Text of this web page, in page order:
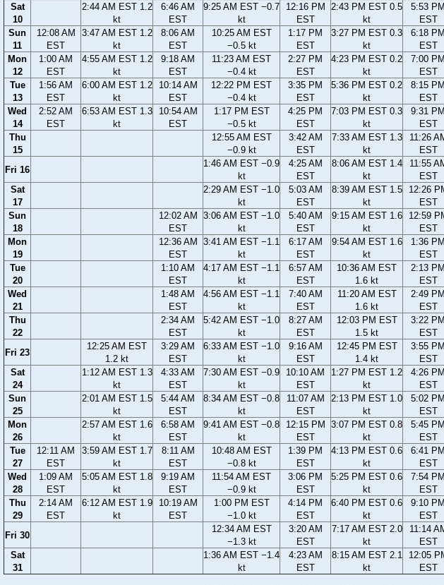
Sat
10
2:44 AM EST 1.2
kt
6:46 AM
EST
9:25 AM EST −0.7
kt
12:16 PM
EST
2:43 PM EST 0.5
kt
5:53 PM
EST
Sun
11
12:08 AM
EST
3:47 AM EST 1.2
kt
8:06 AM
EST
10:25 AM EST
−0.5 kt
1:17 PM
EST
3:27 PM EST 0.3
kt
6:18 PM
EST
Mon
12
1:00 AM
EST
4:55 AM EST 1.2
kt
9:18 AM
EST
11:23 AM EST
−0.4 kt
2:27 PM
EST
4:23 PM EST 0.2
kt
7:00 PM
EST
Tue
13
1:56 AM
EST
6:00 AM EST 1.2
kt
10:14 AM
EST
12:22 PM EST
−0.4 kt
3:35 PM
EST
5:36 PM EST 0.2
kt
8:15 PM
EST
Wed
14
2:52 AM
EST
6:53 AM EST 1.3
kt
10:54 AM
EST
1:17 PM EST
−0.5 kt
4:25 PM
EST
7:03 PM EST 0.3
kt
9:31 PM
EST
Thu
15
12:55 AM EST
−0.9 kt
3:42 AM
EST
7:33 AM EST 1.3
kt
11:26
EST
Fri 16
1:46 AM EST −0.9
kt
4:25 AM
EST
8:06 AM EST 1.4
kt
11:55
EST
Sat
17
2:29 AM EST −1.0
kt
5:03 AM
EST
8:39 AM EST 1.5
kt
12:26
EST
Sun
18
12:02 AM
EST
3:06 AM EST −1.0
kt
5:40 AM
EST
9:15 AM EST 1.6
kt
12:59
EST
Mon
19
12:36 AM
EST
3:41 AM EST −1.1
kt
6:17 AM
EST
9:54 AM EST 1.6
kt
1:36 PM
EST
Tue
20
1:10 AM
EST
4:17 AM EST −1.1
kt
6:57 AM
EST
10:36 AM EST
1.6 kt
2:13 PM
EST
Wed
21
1:48 AM
EST
4:56 AM EST −1.1
kt
7:40 AM
EST
11:20 AM EST
1.6 kt
2:49 PM
EST
Thu
22
2:34 AM
EST
5:42 AM EST −1.0
kt
8:27 AM
EST
12:03 PM EST
1.5 kt
3:22 PM
EST
Fri 23
12:25 AM EST
1.2 kt
3:29 AM
EST
6:33 AM EST −1.0
kt
9:16 AM
EST
12:45 PM EST
1.4 kt
3:55 PM
EST
Sat
24
1:12 AM EST 1.3
kt
4:33 AM
EST
7:30 AM EST −0.9
kt
10:10 AM
EST
1:27 PM EST 1.2
kt
4:26 PM
EST
Sun
25
2:01 AM EST 1.5
kt
5:44 AM
EST
8:34 AM EST −0.8
kt
11:07 AM
EST
2:13 PM EST 1.0
kt
5:02 PM
EST
Mon
26
2:57 AM EST 1.6
kt
6:58 AM
EST
9:41 AM EST −0.8
kt
12:15 PM
EST
3:07 PM EST 0.8
kt
5:45 PM
EST
Tue
27
12:11 AM
EST
3:59 AM EST 1.7
kt
8:11 AM
EST
10:48 AM EST
−0.8 kt
1:39 PM
EST
4:13 PM EST 0.6
kt
6:41 PM
EST
Wed
28
1:09 AM
EST
5:05 AM EST 1.8
kt
9:19 AM
EST
11:54 AM EST
−0.9 kt
3:06 PM
EST
5:25 PM EST 0.6
kt
7:54 PM
EST
Thu
29
2:14 AM
EST
6:12 AM EST 1.9
kt
10:19 AM
EST
1:00 PM EST
−1.0 kt
4:14 PM
EST
6:40 PM EST 0.6
kt
9:10 PM
EST
Fri 30
12:34 AM EST
−1.3 kt
3:20 AM
EST
7:17 AM EST 2.0
kt
11:14
EST
Sat
31
1:36 AM EST −1.4
kt
4:23 AM
EST
8:15 AM EST 2.1
kt
12:05
EST